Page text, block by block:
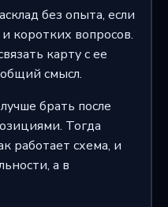
без опыта, если
коротких вопросов.
карту с ее
смысл.
брать после
Тогда
работает схема, и
а в